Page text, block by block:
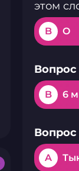
этом
B О
Вопрос
B 6
Вопрос
A